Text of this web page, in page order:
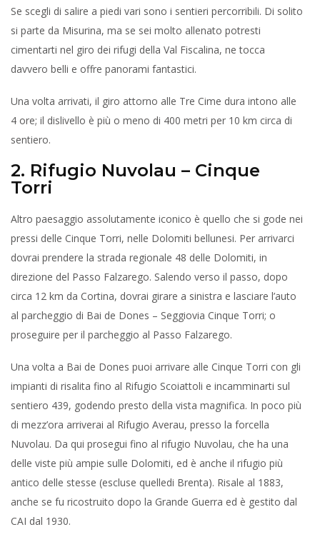
Se scegli di salire a piedi vari sono i sentieri percorribili. Di solito
si parte da Misurina, ma se sei molto allenato potresti
cimentarti nel giro dei rifugi della Val Fiscalina, ne tocca
davvero belli e offre panorami fantastici.
Una volta arrivati, il giro attorno alle Tre Cime dura intono alle
4 ore; il dislivello è più o meno di 400 metri per 10 km circa di
sentiero.
2. Rifugio Nuvolau – Cinque
Torri
Altro paesaggio assolutamente iconico è quello che si gode nei
pressi delle Cinque Torri, nelle Dolomiti bellunesi. Per arrivarci
dovrai prendere la strada regionale 48 delle Dolomiti, in
direzione del Passo Falzarego. Salendo verso il passo, dopo
circa 12 km da Cortina, dovrai girare a sinistra e lasciare l’auto
al parcheggio di Bai de Dones – Seggiovia Cinque Torri; o
proseguire per il parcheggio al Passo Falzarego.
Una volta a Bai de Dones puoi arrivare alle Cinque Torri con gli
impianti di risalita fino al Rifugio Scoiattoli e incamminarti sul
sentiero 439, godendo presto della vista magnifica. In poco più
di mezz’ora arriverai al Rifugio Averau, presso la forcella
Nuvolau. Da qui prosegui fino al rifugio Nuvolau, che ha una
delle viste più ampie sulle Dolomiti, ed è anche il rifugio più
antico delle stesse (escluse quelledi Brenta). Risale al 1883,
anche se fu ricostruito dopo la Grande Guerra ed è gestito dal
CAI dal 1930.